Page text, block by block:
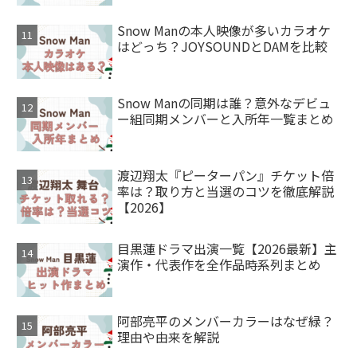
Snow Manの本人映像が多いカラオケ
はどっち？JOYSOUNDとDAMを比較
Snow Manの同期は誰？意外なデビュ
ー組同期メンバーと入所年一覧まとめ
渡辺翔太『ピーターパン』チケット倍
率は？取り方と当選のコツを徹底解説
【2026】
目黒蓮ドラマ出演一覧【2026最新】主
演作・代表作を全作品時系列まとめ
阿部亮平のメンバーカラーはなぜ緑？
理由や由来を解説